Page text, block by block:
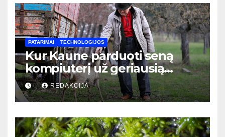
PATARIMAI TECHNOLOGIJOS
Kur Kaune parduoti seną
kompiuterį už geriausią
kainą: pilnas vadovas
REDAKCIJA